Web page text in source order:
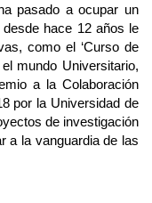
pasado a ocupar un
hace 12 años le
como el ‘Curso de
mundo Universitario,
a la Colaboración
por la Universidad de
de investigación
a la vanguardia de las